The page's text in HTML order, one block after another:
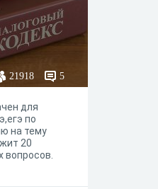
21918 5
для
по
на тему
20
вопросов.